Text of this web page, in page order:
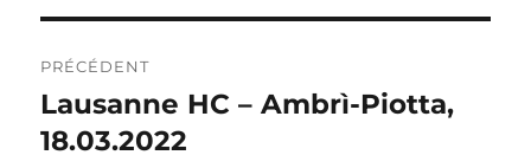
DE
L’ARTICLE
PRÉCÉDENT
Publication
précédente :
Lausanne HC – Ambrì-Piotta,
18.03.2022